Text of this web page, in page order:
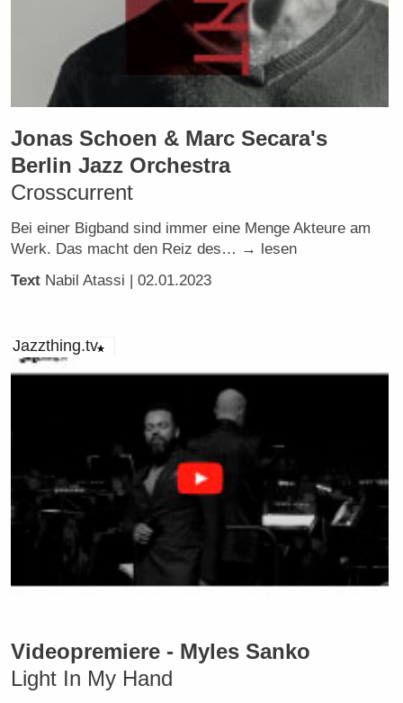
Jonas Schoen & Marc Secara's
Berlin Jazz Orchestra
Crosscurrent
Bei einer Bigband sind immer eine Menge Akteure am
Werk. Das macht den Reiz des… → lesen
Text Nabil Atassi | 02.01.2023
Jazzthing.tv
Videopremiere - Myles Sanko
Light In My Hand